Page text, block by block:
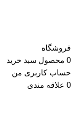
فروشگاه
0 محصول سبد خرید
حساب کاربری من
0 علاقه مندی